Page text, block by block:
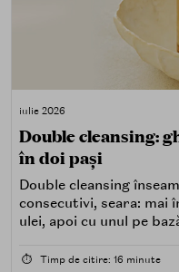
iulie 2026
Double cleansing:
în doi pași
Double cleansing
consecutivi, seara: mai
ulei, apoi cu unul pe
poluare. Al doilea
⏱️ Timp de citire: 16 minute